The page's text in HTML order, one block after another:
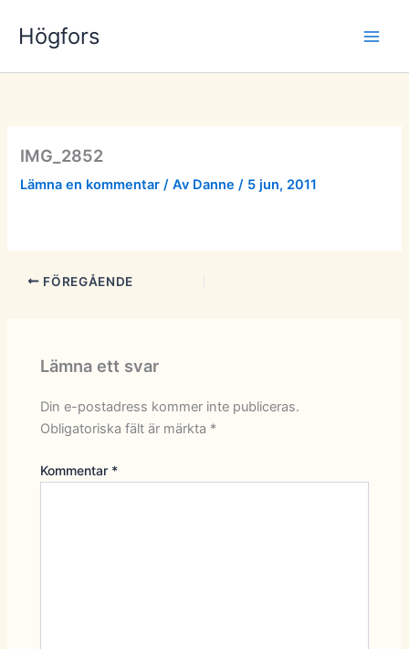
Högfors
IMG_2852
Lämna en kommentar / Av Danne/ 5 jun, 2011
FÖREGÅENDE
Lämna ett svar
Din e-postadress kommer inte publiceras.
Obligatoriska fält är märkta *
Kommentar *